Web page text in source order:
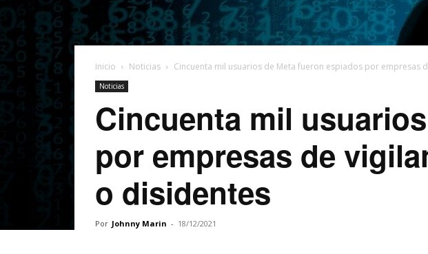
Inicio Noticias Cincuenta mil usuarios de Meta fueron espiados por empresas
Noticias
Cincuenta mil
por empresas de
o disidentes
Por Johnny Marin - 18/12/2021